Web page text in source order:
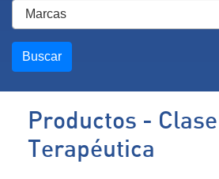
Buscar
Productos - Clase
Terapéutica